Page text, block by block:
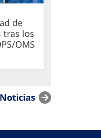
de
tras los
OMS